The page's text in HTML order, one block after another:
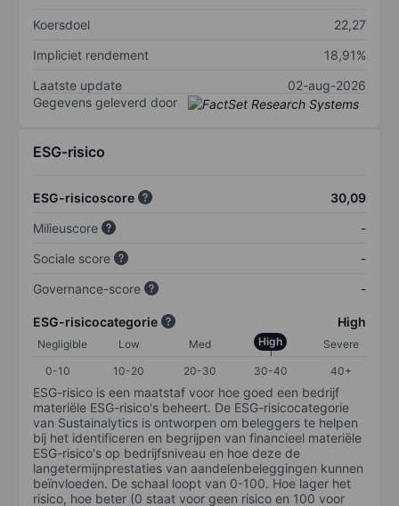
Koersdoel
22,27
Impliciet rendement
18,91%
Laatste update
02-aug-2026
Gegevens geleverd door
ESG-risico
ESG-risicoscore
30,09
Milieuscore
-
Sociale score
-
Governance-score
-
ESG-risicocategorie High
Negligible Low Med High
Severe
0-10
10-20 20-30 30-40 40+
ESG-risico is een maatstaf voor hoe goed een bedrijf
materiële ESG-risico's beheert. De ESG-risicocategorie
van Sustainalytics is ontworpen om beleggers te helpen
bij het identificeren en begrijpen van financieel materiële
ESG-risico's op bedrijfsniveau en hoe deze de
langetermijnprestaties van aandelenbeleggingen kunnen
beïnvloeden. De schaal loopt van 0-100. Hoe lager het
risico, hoe beter (0 staat voor geen risico en 100 voor